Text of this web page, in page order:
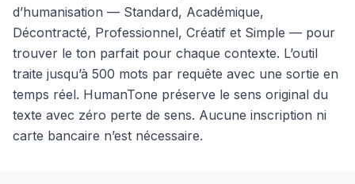
d’humanisation — Standard, Académique,
Décontracté, Professionnel, Créatif et Simple — pour
trouver le ton parfait pour chaque contexte. L’outil
traite jusqu’à 500 mots par requête avec une sortie en
temps réel. HumanTone préserve le sens original du
texte avec zéro perte de sens. Aucune inscription ni
carte bancaire n’est nécessaire.